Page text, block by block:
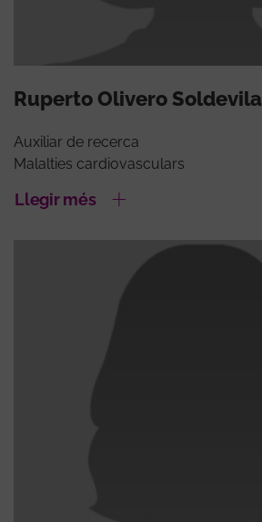
Ruperto Olivero Soldevila
Auxiliar de recerca
Malalties cardiovasculars
Llegir més